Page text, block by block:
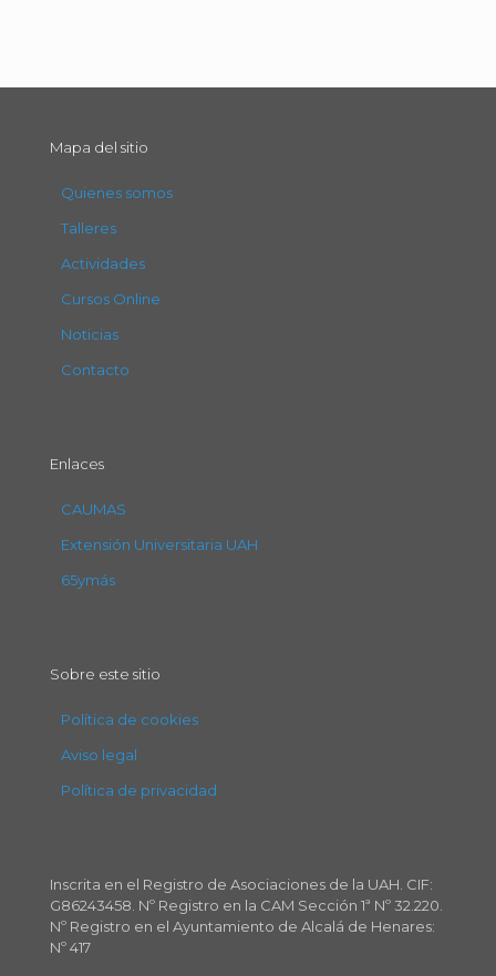
Mapa del sitio
Quienes somos
Talleres
Actividades
Cursos Online
Noticias
Contacto
Enlaces
CAUMAS
Extensión Universitaria UAH
65ymás
Sobre este sitio
Política de cookies
Aviso legal
Política de privacidad
Inscrita en el Registro de Asociaciones de la UAH. CIF:
G86243458. Nº Registro en la CAM Sección 1ª Nº 32.220.
Nº Registro en el Ayuntamiento de Alcalá de Henares:
Nº 417